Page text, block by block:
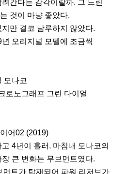
간다는 감각이랄까. 그 느린
것이 마냥 좋았다.
만 결코 남루하지 않았다.
오리지널 모델에 조금씩
모나코
로노그래프 그린 다이얼
어02 (2019)
4년이 흘러, 마침내 모나코의
큰 변화는 무브먼트였다.
트가 탑재되어 파워 리저브가